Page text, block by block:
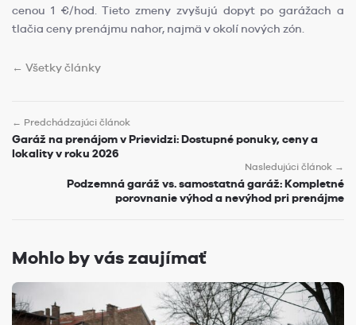
cenou 1 €/hod. Tieto zmeny zvyšujú dopyt po garážach a
tlačia ceny prenájmu nahor, najmä v okolí nových zón.
← Všetky články
← Predchádzajúci článok
Garáž na prenájom v Prievidzi: Dostupné ponuky, ceny a
lokality v roku 2026
Nasledujúci článok →
Podzemná garáž vs. samostatná garáž: Kompletné
porovnanie výhod a nevýhod pri prenájme
Mohlo by vás zaujímať